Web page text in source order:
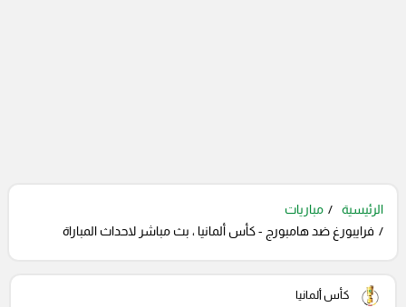
الرئيسية
مباريات
فرايبورغ ضد هامبورج - كأس ألمانيا ، بث مباشر لاحداث المباراة
كأس ألمانيا